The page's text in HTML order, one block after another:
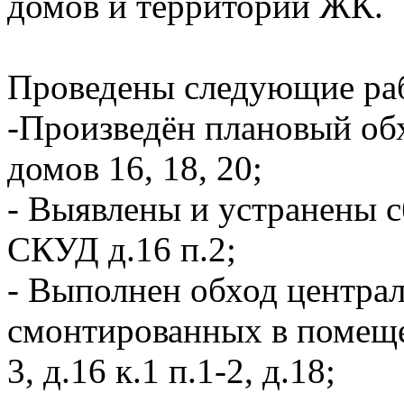
Проведены следующие
-Произведён плановый
домов 16, 18, 20;
- Выявлены и устранены
СКУД д.16 п.2;
- Выполнен обход
смонтированных в
3, д.16 к.1 п.1-2, д.18;